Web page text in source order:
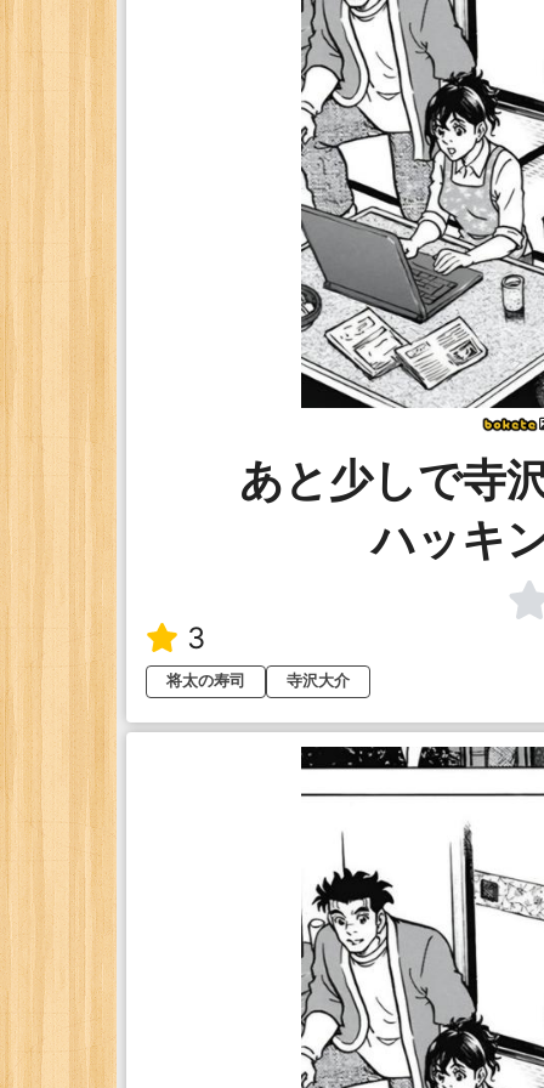
あと少しで寺
ハッキ
3
将太の寿司 寺沢大介